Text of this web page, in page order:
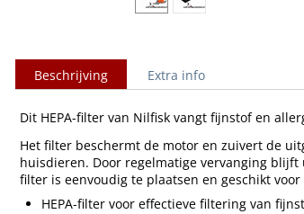
Beschrijving Extra info
Dit HEPA-filter van Nilfisk vangt fijnstof en
Het filter beschermt de motor en zuivert de
huisdieren. Door regelmatige vervanging
filter is eenvoudig te plaatsen en geschikt
HEPA-filter voor effectieve filtering van